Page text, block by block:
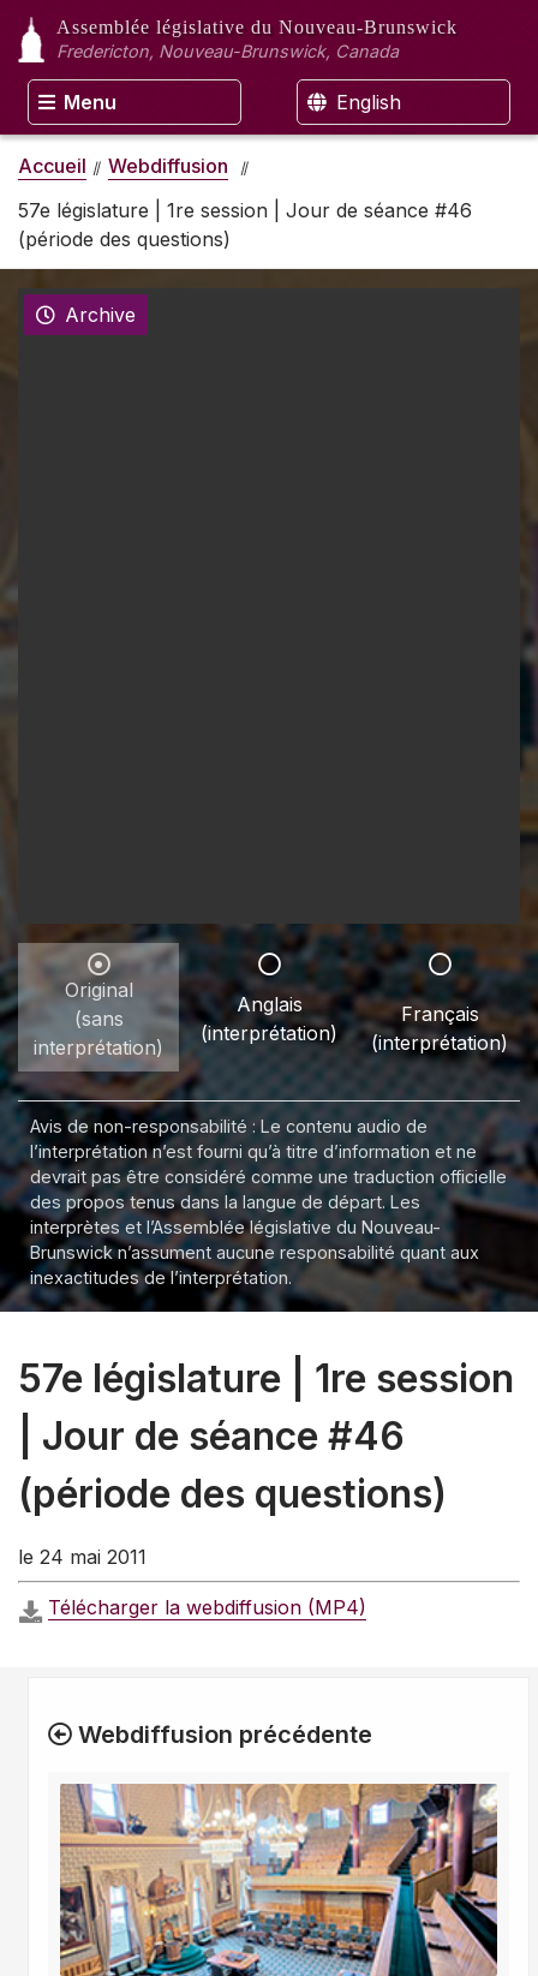
Assemblée législative du Nouveau-Brunswick
Fredericton, Nouveau-Brunswick, Canada
Menu English
Accueil
Webdiffusion
57e législature | 1re session | Jour de séance #46
(période des questions)
Archive
Original
(sans
interprétation)
Anglais
(interprétation)
Français
(interprétation)
Avis de non-responsabilité : Le contenu audio de
l’interprétation n’est fourni qu’à titre d’information et ne
devrait pas être considéré comme une traduction officielle
des propos tenus dans la langue de départ. Les
interprètes et l’Assemblée législative du Nouveau-
Brunswick n’assument aucune responsabilité quant aux
inexactitudes de l’interprétation.
57e législature | 1re session
| Jour de séance #46
(période des questions)
le 24 mai 2011
Télécharger la webdiffusion (MP4)
Webdiffusion précédente